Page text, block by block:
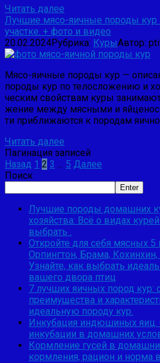
Читать далее
Лучшие мясо-яичные породы кур
участке. + фото и видео
20.02.2024Рубрика: КурыАвтор:
Мясо-яичные породы кур —
породы кур по телосложению и
ческим свойствам куры
жение между мясными и
ти приближаются к породам
Читать далее
Пагинация записей
Назад 1 2 3 … 5 Далее
Поиск
Enter
Лучшие породы домашних
хозяйства: Всё о видах
выбрать .
Откройте для себя мясных
Орпингтон, Брама,
Узнайте, как выбрать
вашего двора птиц
7 лучших яичных пород кур:
преимущества и
идеальную породу кур.
Инкубация индюшиных яиц.
инкубации в домашних
Кормление гусей в
кормления, рацион и норма